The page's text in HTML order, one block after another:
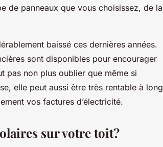
de panneaux que vous choisissez, de la
baissé ces dernières années.
sont disponibles pour encourager
pas non plus oublier que même si
elle peut aussi être très rentable à long
vos factures d’électricité.
sur votre toit?